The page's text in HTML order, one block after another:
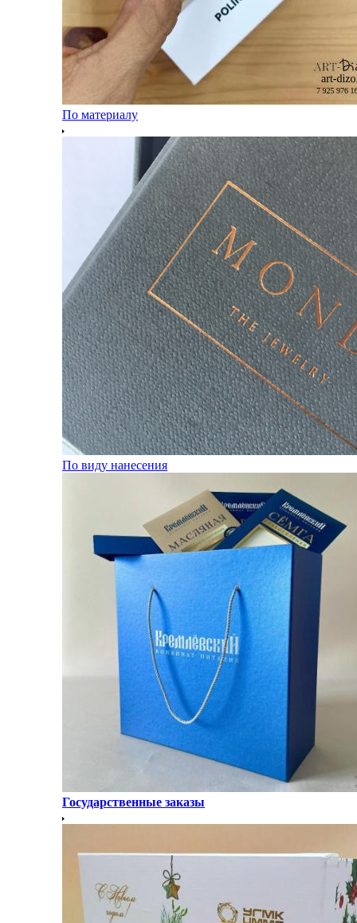
По материалу
По виду нанесения
Государственные заказы